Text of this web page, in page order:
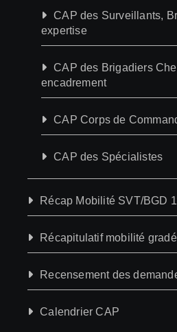
CAP des Surveillants,
expertise
CAP des Brigadiers
encadrement
CAP Corps de
CAP des Spécialistes
Récap Mobilité SVT/BGD
Récapitulatif mobilité
Recensement des
Calendrier CAP